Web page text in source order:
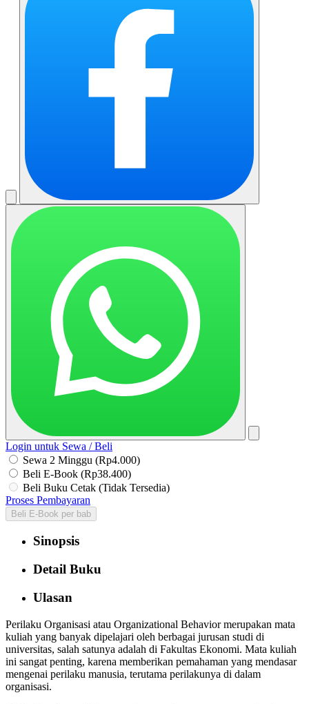
Login untuk Sewa / Beli
Sewa 2 Minggu (Rp4.000)
Beli E-Book (Rp38.400)
Beli Buku Cetak (Tidak Tersedia)
Proses Pembayaran
Beli E-Book per bab
Sinopsis
Detail Buku
Ulasan
Perilaku Organisasi atau Organizational Behavior merupakan mata
kuliah yang banyak dipelajari oleh berbagai jurusan studi di
universitas, salah satunya adalah di Fakultas Ekonomi. Mata kuliah
ini sangat penting, karena memberikan pemahaman yang mendasar
mengenai perilaku manusia, terutama perilakunya di dalam
organisasi.